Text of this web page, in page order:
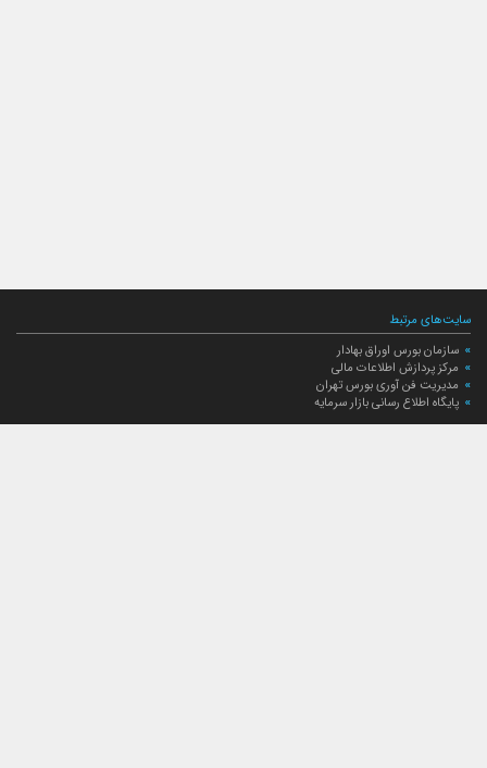
سایت‌های مرتبط
سازمان بورس اوراق بهادار
مرکز پردازش اطلاعات مالی
مدیریت فن آوری بورس تهران
پایگاه اطلاع رسانی بازار سرمایه